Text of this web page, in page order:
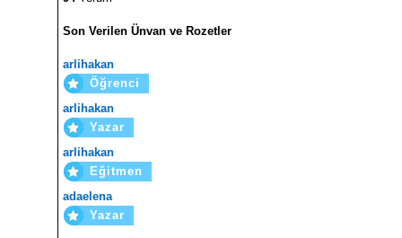
Son Verilen Ünvan ve Rozetler
arlihakan
Öğrenci
arlihakan
Yazar
arlihakan
Eğitmen
adaelena
Yazar